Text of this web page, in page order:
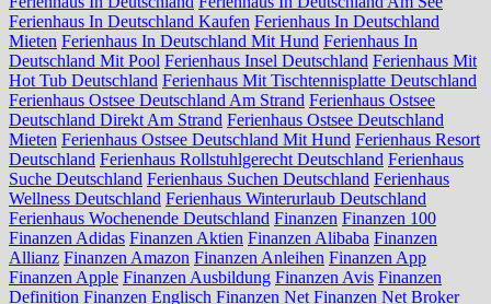
Ferienhaus In Deutschland Kaufen Ferienhaus In Deutschland
Mieten Ferienhaus In Deutschland Mit Hund Ferienhaus In
Deutschland Mit Pool Ferienhaus Insel Deutschland Ferienhaus Mit
Hot Tub Deutschland Ferienhaus Mit Tischtennisplatte Deutschland
Ferienhaus Ostsee Deutschland Am Strand Ferienhaus Ostsee
Deutschland Direkt Am Strand Ferienhaus Ostsee Deutschland
Mieten Ferienhaus Ostsee Deutschland Mit Hund Ferienhaus Resort
Deutschland Ferienhaus Rollstuhlgerecht Deutschland Ferienhaus
Suche Deutschland Ferienhaus Suchen Deutschland Ferienhaus
Wellness Deutschland Ferienhaus Winterurlaub Deutschland
Ferienhaus Wochenende Deutschland Finanzen Finanzen 100
Finanzen Adidas Finanzen Aktien Finanzen Alibaba Finanzen
Allianz Finanzen Amazon Finanzen Anleihen Finanzen App
Finanzen Apple Finanzen Ausbildung Finanzen Avis Finanzen
Definition Finanzen Englisch Finanzen Net Finanzen Net Broker